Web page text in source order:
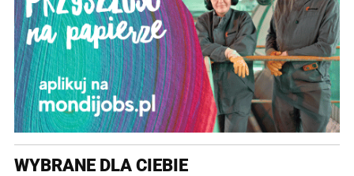
WYBRANE DLA CIEBIE